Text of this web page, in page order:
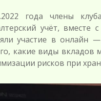
года члены
учёт,
участие в онлайн
какие виды вкладов
рисков при